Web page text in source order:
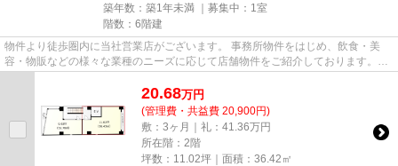
築年数：築1年未満 ｜募集中： 1室
階数：6階建
物件より徒歩圏内に当社営業店がございます。 事務所物件をはじめ、飲食・美
容・物販などの様々な業種のニーズに応じて店舗物件をご紹介しております。
尚、弊社ではおとり広告は一切...
20.68万円
(管理費・共益費 20,900円)
敷：3ヶ月｜礼：41.36万円
所在階：2階
坪数：11.02坪｜面積：36.42㎡